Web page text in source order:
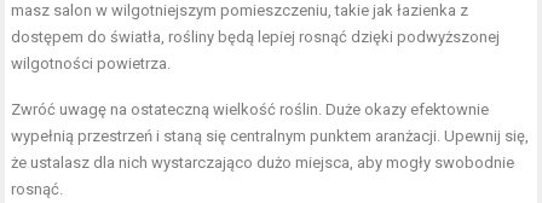
masz salon w wilgotniejszym pomieszczeniu, takie jak łazienka z
dostępem do światła, rośliny będą lepiej rosnąć dzięki podwyższonej
wilgotności powietrza.
Zwróć uwagę na ostateczną wielkość roślin. Duże okazy efektownie
wypełnią przestrzeń i staną się centralnym punktem aranżacji. Upewnij się,
że ustalasz dla nich wystarczająco dużo miejsca, aby mogły swobodnie
rosnąć.